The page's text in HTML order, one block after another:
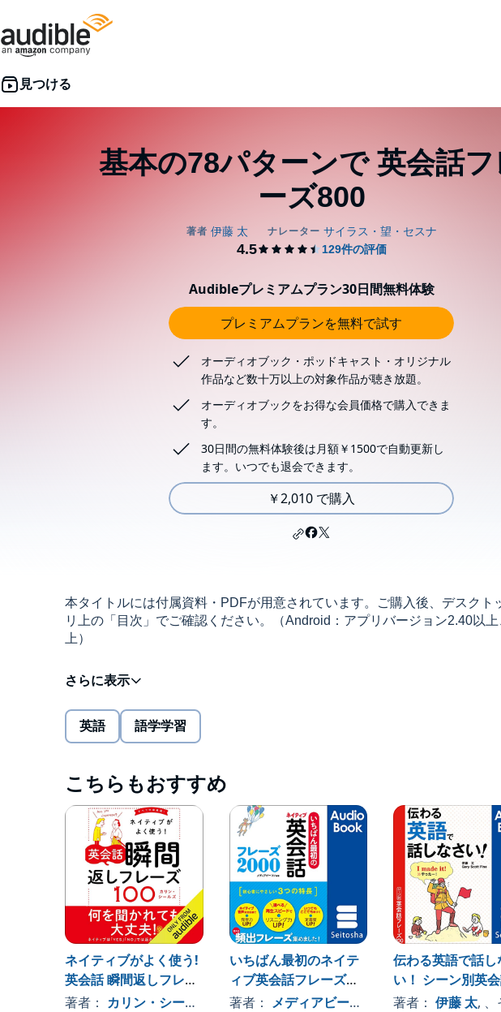
基本の78パターンで 英会話フ
ーズ800
Audibleプレミアムプラン30日間無料体験
プレミアムプランを無料で試す
オーディオブック・ポッドキャスト・オリジナル
作品など数十万以上の対象作品が聴き放題。
オーディオブックをお得な会員価格で購入できま
す。
30日間の無料体験後は月額￥1500で自動更新し
ます。いつでも退会できます。
￥2,010 で購入
本タイトルには付属資料・PDFが用意されています。ご購入後、デスクト
リ上の「目次」でご確認ください。（Android：アプリバージョン2.40以
上）
★★パターンがわかればどんどん話せる！★★
「自分が言ってみたいこと」が見つかる！！
【目次】 はじめに 本書の使い方
CHAPTER2 気持ちが伝わる21パターン
CHAPTER3 言えると助かる21パターン
CHAPTER4 デキる大人の19パターン
株式会社西東社／seitosha
英語 語学学習
こちらもおすすめ
ネイティブがよく使う!
英会話 瞬間返しフレー
ズ100
著者： カリン・シールズ
いちばん最初のネイテ
ィブ英会話フレーズ
2000
著者： メディアビーコン
伝わる英語で話し
い！ シーン別英
レーズ800
著者：伊藤 太, 、そ